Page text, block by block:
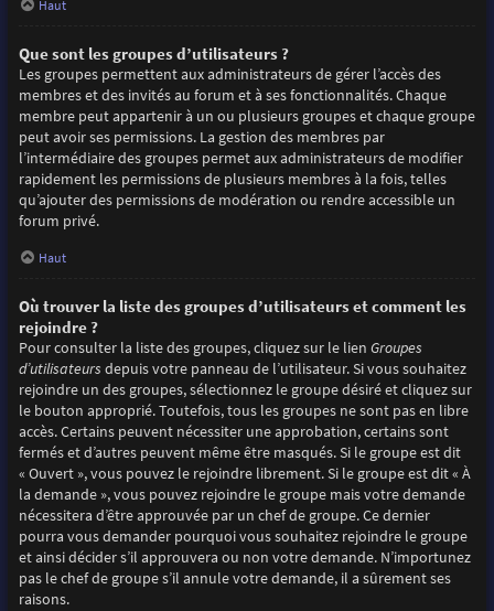
Haut
Que sont les groupes d’utilisateurs ?
Les groupes permettent aux administrateurs de gérer l’accès des
membres et des invités au forum et à ses fonctionnalités. Chaque
membre peut appartenir à un ou plusieurs groupes et chaque groupe
peut avoir ses permissions. La gestion des membres par
l’intermédiaire des groupes permet aux administrateurs de modifier
rapidement les permissions de plusieurs membres à la fois, telles
qu’ajouter des permissions de modération ou rendre accessible un
forum privé.
Haut
Où trouver la liste des groupes d’utilisateurs et comment les
rejoindre ?
Pour consulter la liste des groupes, cliquez sur le lien Groupes
d’utilisateurs depuis votre panneau de l’utilisateur. Si vous souhaitez
rejoindre un des groupes, sélectionnez le groupe désiré et cliquez sur
le bouton approprié. Toutefois, tous les groupes ne sont pas en libre
accès. Certains peuvent nécessiter une approbation, certains sont
fermés et d’autres peuvent même être masqués. Si le groupe est dit
« Ouvert », vous pouvez le rejoindre librement. Si le groupe est dit « À
la demande », vous pouvez rejoindre le groupe mais votre demande
nécessitera d’être approuvée par un chef de groupe. Ce dernier
pourra vous demander pourquoi vous souhaitez rejoindre le groupe
et ainsi décider s’il approuvera ou non votre demande. N’importunez
pas le chef de groupe s’il annule votre demande, il a sûrement ses
raisons.